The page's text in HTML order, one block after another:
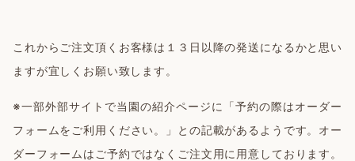
これからご注文頂くお客様は１３日以降の発送になるかと思い
ますが宜しくお願い致します。
※一部外部サイトで当園の紹介ページに「予約の際はオーダー
フォームをご利用ください。」との記載があるようです。オー
ダーフォームはご予約ではなくご注文用に用意しております。